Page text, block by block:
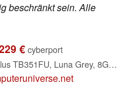
beschränkt sein. Alle
€ cyberport
Lenovo Tab Plus TB351FU, Luna Grey, 8GB RAM, 128GB (ZADX0091SE / ZADX0075DE)